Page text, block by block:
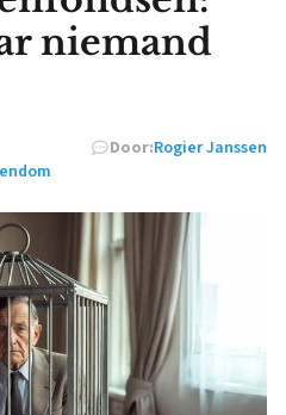
niemand
Door:Rogier Janssen